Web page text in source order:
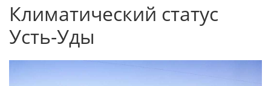
Климатический статус
Усть-Уды